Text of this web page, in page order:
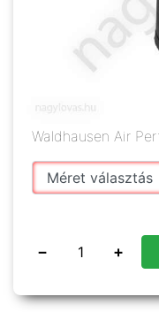
Waldhausen Air
− +